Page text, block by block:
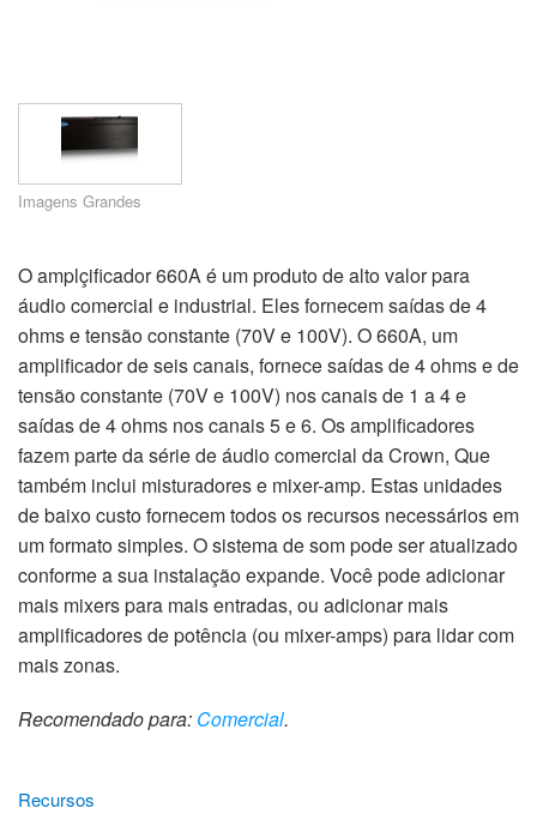
Imagens Grandes
O amplçificador 660A é um produto de alto valor para
áudio comercial e industrial. Eles fornecem saídas de 4
ohms e tensão constante (70V e 100V). O 660A, um
amplificador de seis canais, fornece saídas de 4 ohms e de
tensão constante (70V e 100V) nos canais de 1 a 4 e
saídas de 4 ohms nos canais 5 e 6. Os amplificadores
fazem parte da série de áudio comercial da Crown, Que
também inclui misturadores e mixer-amp. Estas unidades
de baixo custo fornecem todos os recursos necessários em
um formato simples. O sistema de som pode ser atualizado
conforme a sua instalação expande. Você pode adicionar
mais mixers para mais entradas, ou adicionar mais
amplificadores de potência (ou mixer-amps) para lidar com
mais zonas.
Recomendado para: Comercial.
Recursos